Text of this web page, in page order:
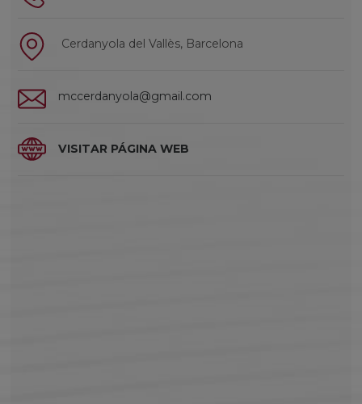
Cerdanyola del Vallès, Barcelona
mccerdanyola@gmail.com
VISITAR PÁGINA WEB